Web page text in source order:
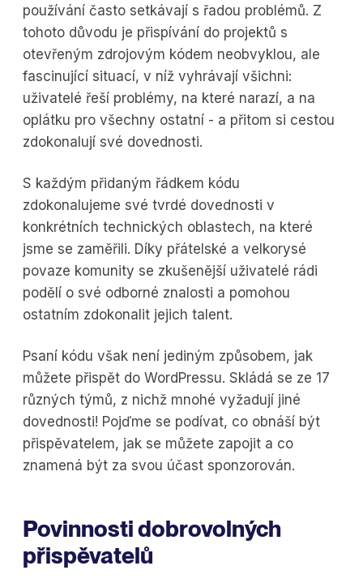
používání často setkávají s řadou problémů. Z
tohoto důvodu je přispívání do projektů s
otevřeným zdrojovým kódem neobvyklou, ale
fascinující situací, v níž vyhrávají všichni:
uživatelé řeší problémy, na které narazí, a na
oplátku pro všechny ostatní - a přitom si cestou
zdokonalují své dovednosti.
S každým přidaným řádkem kódu
zdokonalujeme své tvrdé dovednosti v
konkrétních technických oblastech, na které
jsme se zaměřili. Díky přátelské a velkorysé
povaze komunity se zkušenější uživatelé rádi
podělí o své odborné znalosti a pomohou
ostatním zdokonalit jejich talent.
Psaní kódu však není jediným způsobem, jak
můžete přispět do WordPressu. Skládá se ze 17
různých týmů, z nichž mnohé vyžadují jiné
dovednosti! Pojďme se podívat, co obnáší být
přispěvatelem, jak se můžete zapojit a co
znamená být za svou účast sponzorován.
Povinnosti dobrovolných
přispěvatelů